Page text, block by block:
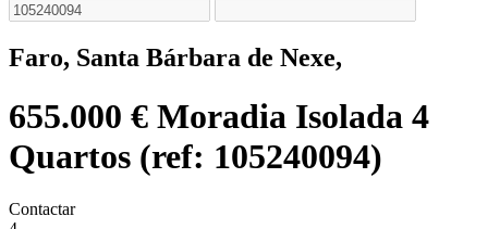
Faro, Santa Bárbara de Nexe,
655.000 € Moradia Isolada 4
Quartos (ref: 105240094)
Contactar